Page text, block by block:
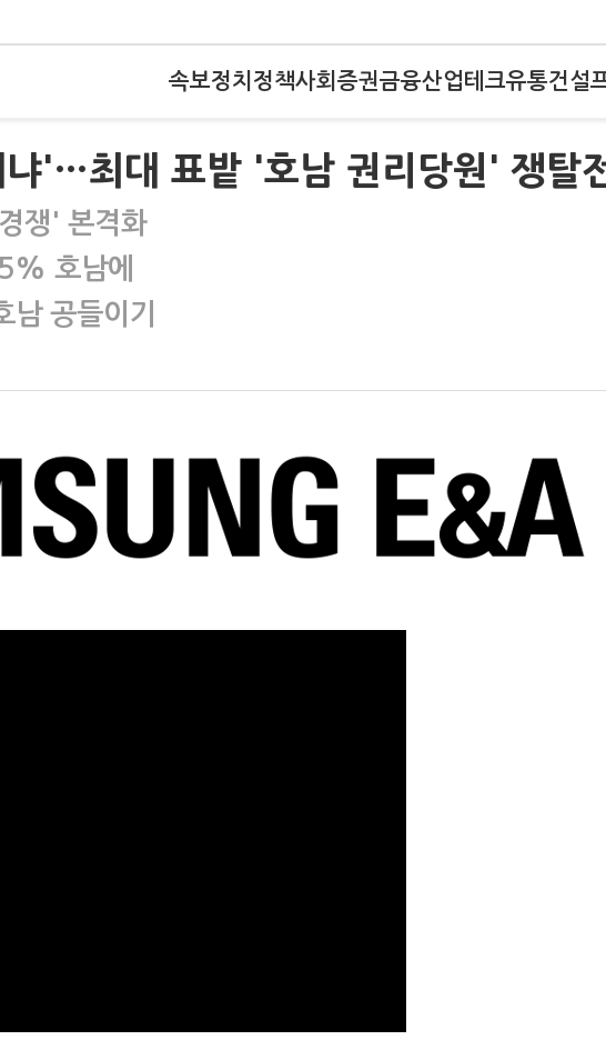
속보정치 정책사회 증권금융산업테크유통건설
냐'…최대 표밭 '호남 권리당원' 쟁탈
쟁' 본격화
호남에
남 공들이기